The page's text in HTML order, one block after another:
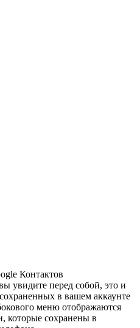
Контактов
увидите перед собой, это и
в вашем аккаунте
меню отображаются
которые сохранены в